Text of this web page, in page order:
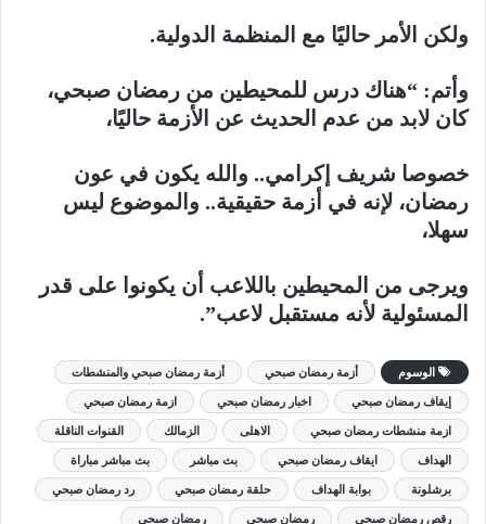
ولكن الأمر حاليًا مع المنظمة الدولية.
وأتم: “هناك درس للمحيطين من رمضان صبحي،
كان لابد من عدم الحديث عن الأزمة حاليًا،
خصوصا شريف إكرامي.. والله يكون في عون
رمضان، لإنه في أزمة حقيقية.. والموضوع ليس
سهلا،
ويرجى من المحيطين باللاعب أن يكونوا على قدر
المسئولية لأنه مستقبل لاعب”.
الوسوم أزمة رمضان صبحي أزمة رمضان صبحي والمنشطات
إيقاف رمضان صبحي اخبار رمضان صبحي ازمة رمضان صبحي
ازمة منشطات رمضان صبحي الاهلى الزمالك القنوات الناقلة
الهداف ايقاف رمضان صبحي بث مباشر بث مباشر مباراة
برشلونة بوابة الهداف حلقة رمضان صبحي رد رمضان صبحي
رقص رمضان صبحي رمضان صبحى رمضان صبحي